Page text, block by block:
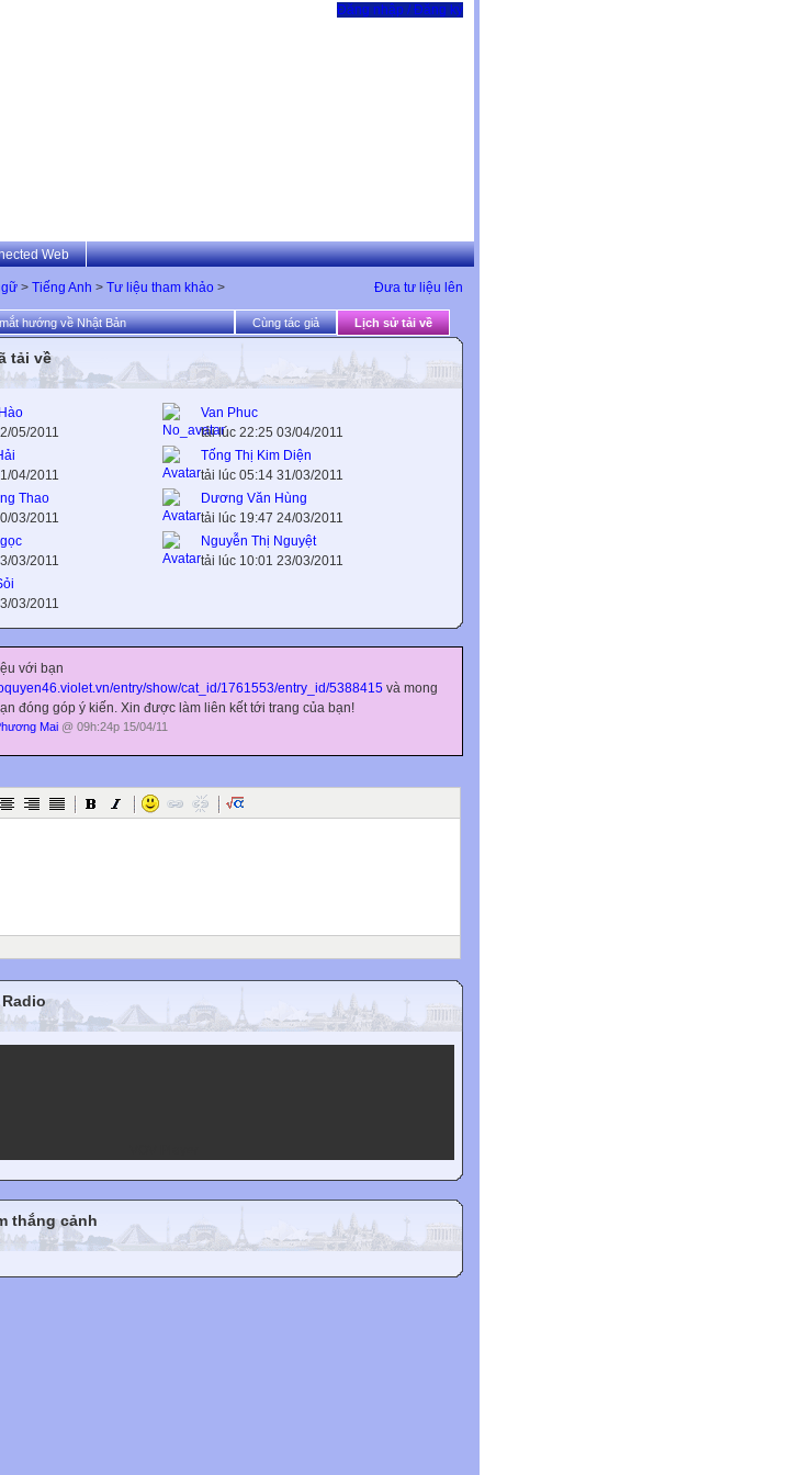
Đăng nhập / Đăng ký
Web
Đưa tư liệu lên
> Tiếng Anh > Tư liệu tham khảo >
hướng về Nhật Bản Cùng tác giả Lịch sử tải về
tải về
05/2011
Van Phuc
tải lúc 22:25 03/04/2011
04/2011
Tống Thị Kim Diện
tải lúc 05:14 31/03/2011
Thao
03/2011
Dương Văn Hùng
tải lúc 19:47 24/03/2011
03/2011
Nguyễn Thị Nguyệt
tải lúc 10:01 23/03/2011
03/2011
với bạn
entry/show/cat_id/1761553/entry_id/5388415 và mong
đóng góp ý kiến. Xin được làm liên kết tới trang của bạn!
Mai @ 09h:24p 15/04/11
thắng cảnh